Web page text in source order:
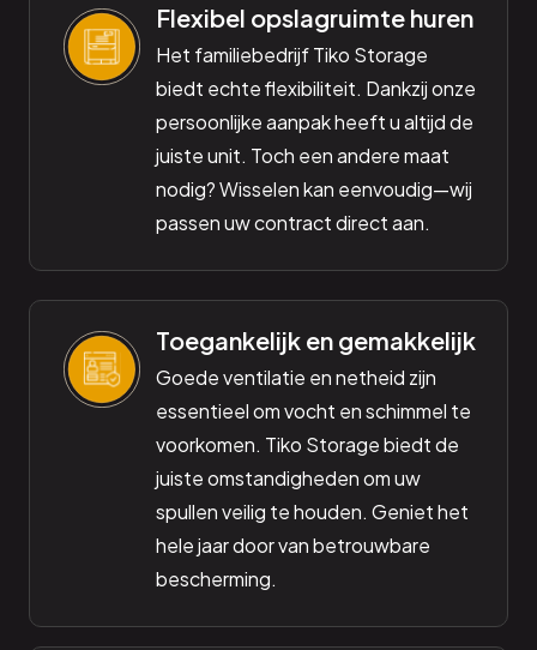
Flexibel opslagruimte huren
Het familiebedrijf Tiko Storage
biedt echte flexibiliteit. Dankzij onze
persoonlijke aanpak heeft u altijd de
juiste unit. Toch een andere maat
nodig? Wisselen kan eenvoudig—wij
passen uw contract direct aan.
Toegankelijk en gemakkelijk
Goede ventilatie en netheid zijn
essentieel om vocht en schimmel te
voorkomen. Tiko Storage biedt de
juiste omstandigheden om uw
spullen veilig te houden. Geniet het
hele jaar door van betrouwbare
bescherming.